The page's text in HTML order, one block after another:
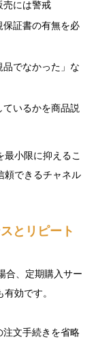
売には警戒
保証書の有無を必
でなかった」な
いるかを商品説
小限に抑えるこ
頼できるチャネル
とリピート
合、定期購入サー
効です。
注文手続きを省略